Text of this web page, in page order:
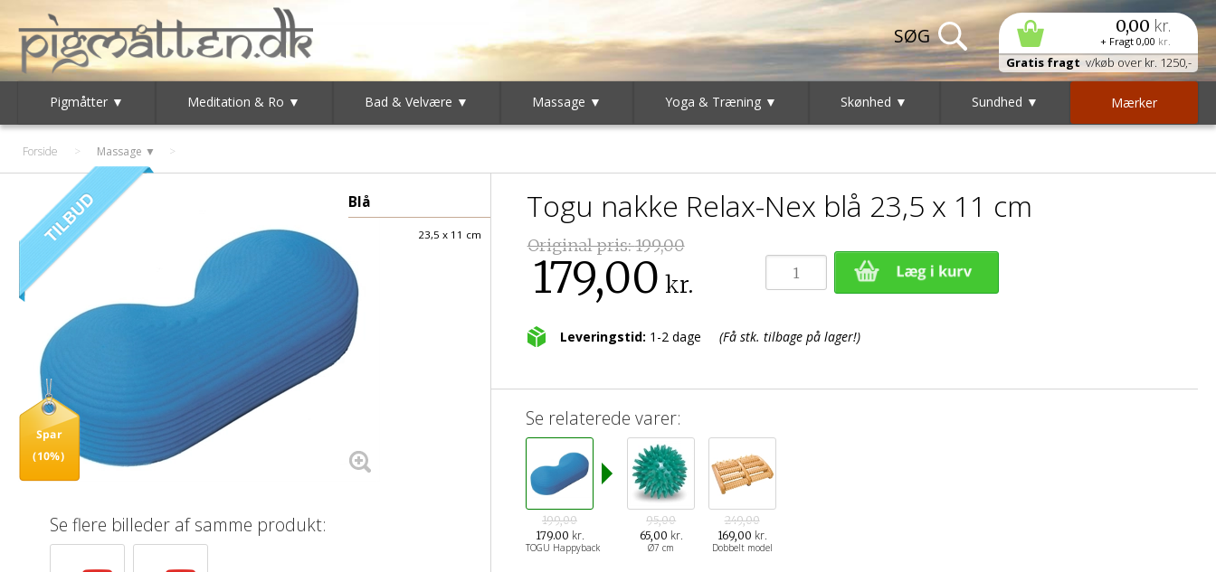
0,00 kr.
+ Fragt 0,00 kr.
Gratis fragt v/køb over kr. 1250,-
Pigmåtter ▼ Meditation & Ro ▼ Bad & Velvære ▼ Massage ▼ Yoga & Træning ▼ Skønhed ▼ Sundhed ▼ Mærker
Forside > Massage ▼
Blå
23,5 x 11 cm
Spar
(10%)
Se flere billeder af samme produkt:
Togu nakke Relax-Nex blå 23,5 x 11 cm
Original pris:199,00
179,00 kr.
Leveringstid: 1-2 dage (Få stk. tilbage på lager!)
Se relaterede varer:
199,00
179.00 kr.
TOGU Happyback
95,00
65,00 kr.
Ø7 cm
249,00
169,00 kr.
Dobbelt model